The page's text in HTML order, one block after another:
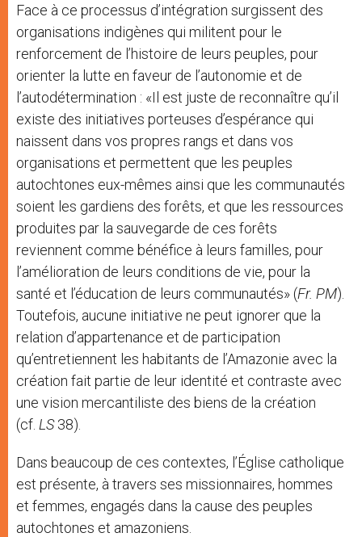
Face à ce processus d’intégration surgissent des
organisations indigènes qui militent pour le
renforcement de l’histoire de leurs peuples, pour
orienter la lutte en faveur de l’autonomie et de
l’autodétermination : «Il est juste de reconnaître qu’il
existe des initiatives porteuses d’espérance qui
naissent dans vos propres rangs et dans vos
organisations et permettent que les peuples
autochtones eux-mêmes ainsi que les communautés
soient les gardiens des forêts, et que les ressources
produites par la sauvegarde de ces forêts
reviennent comme bénéfice à leurs familles, pour
l’amélioration de leurs conditions de vie, pour la
santé et l’éducation de leurs communautés» (Fr. PM).
Toutefois, aucune initiative ne peut ignorer que la
relation d’appartenance et de participation
qu’entretiennent les habitants de l’Amazonie avec la
création fait partie de leur identité et contraste avec
une vision mercantiliste des biens de la création
(cf. LS38).
Dans beaucoup de ces contextes, l’Église catholique
est présente, à travers ses missionnaires, hommes
et femmes, engagés dans la cause des peuples
autochtones et amazoniens.